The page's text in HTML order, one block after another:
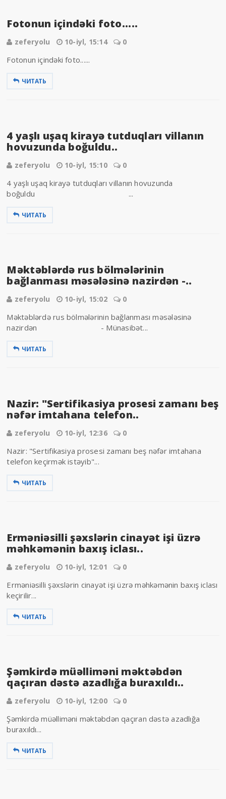
Fotonun içindəki foto.....
zeferyolu 10-iyl, 15:14 0
Fotonun içindəki foto......
ЧИТАТЬ
4 yaşlı uşaq kirayə tutduqları villanın
hovuzunda boğuldu..
zeferyolu 10-iyl, 15:10 0
4 yaşlı uşaq kirayə tutduqları villanın hovuzunda
boğuldu ...
ЧИТАТЬ
Məktəblərdə rus bölmələrinin
bağlanması məsələsinə nazirdən -..
zeferyolu 10-iyl, 15:02 0
Məktəblərdə rus bölmələrinin bağlanması məsələsinə
nazirdən - Münasibət...
ЧИТАТЬ
Nazir: "Sertifikasiya prosesi zamanı beş
nəfər imtahana telefon..
zeferyolu 10-iyl, 12:36 0
Nazir: "Sertifikasiya prosesi zamanı beş nəfər imtahana
telefon keçirmək istəyib"...
ЧИТАТЬ
Erməniəsilli şəxslərin cinayət işi üzrə
məhkəmənin baxış iclası..
zeferyolu 10-iyl, 12:01 0
Erməniəsilli şəxslərin cinayət işi üzrə məhkəmənin baxış iclası
keçirilir...
ЧИТАТЬ
Şəmkirdə müəlliməni məktəbdən
qaçıran dəstə azadlığa buraxıldı..
zeferyolu 10-iyl, 12:00 0
Şəmkirdə müəlliməni məktəbdən qaçıran dəstə azadlığa
buraxıldı...
ЧИТАТЬ